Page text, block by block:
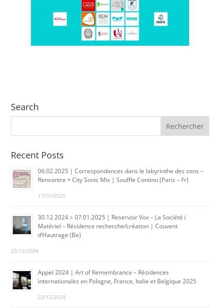
Search
Recent Posts
06.02.2025 | Correspondances dans le labyrinthe des sons –
Rencontre + City Sonic Mix | Souffle Continu (Paris – Fr)
17/01/2025
30.12.2024 > 07.01.2025 | Reservoir Vox – La Société i
Matériel – Résidence recherche/création | Couvent
d’Hautrage (Be)
25/12/2024
Appel 2024 | Art of Remembrance – Résidences
internationales en Pologne, France, Italie et Belgique 2025
22/12/2024